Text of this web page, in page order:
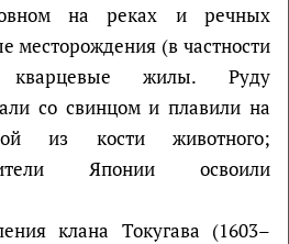
на реках и речных
месторождения (в частности
кварцевые жилы. Руду
со свинцом и плавили на
из кости животного;
Японии освоили
клана Токугава (1603–